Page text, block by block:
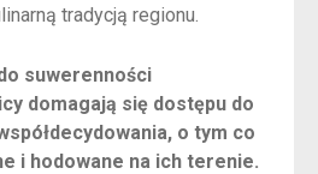
tradycją regionu.
suwerenności
domagają się dostępu do
o tym co
i hodowane na ich terenie.